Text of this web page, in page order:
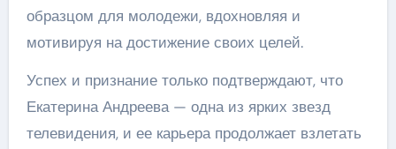
образцом для молодежи, вдохновляя и
мотивируя на достижение своих целей.
Успех и признание только подтверждают, что
Екатерина Андреева — одна из ярких звезд
телевидения, и ее карьера продолжает взлетать